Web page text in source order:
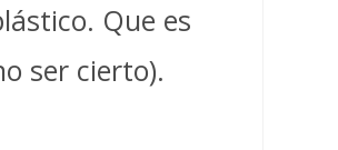
Que es
ser cierto).